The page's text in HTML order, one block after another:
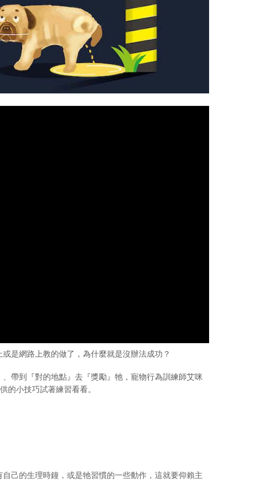
是網路上教的做了，為什麼就是沒辦法成功？
帶到『對的地點』去『獎勵』牠，寵物行為訓練師艾咪
的小技巧試著練習看看。
自己的生理時鐘，或是牠習慣的一些動作，這就要仰賴主